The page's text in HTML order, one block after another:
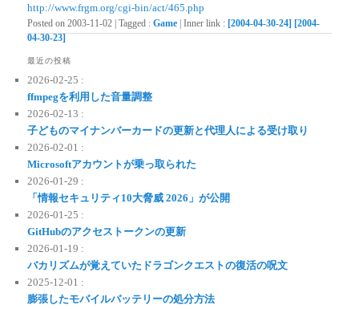
http://www.frgm.org/cgi-bin/act/465.php
Posted on2003-11-02 |Tagged :Game |Inner link :[2004-04-30-24] [2004-
04-30-23]
最近の投稿
2026-02-25 :
ffmpegを利用した音量調整
2026-02-13 :
子どものマイナンバーカードの更新と代理人による受け取り
2026-02-01 :
Microsoftアカウントが乗っ取られた
2026-01-29 :
「情報セキュリティ10大脅威 2026」が公開
2026-01-25 :
GitHubのアクセストークンの更新
2026-01-19 :
バカリズムが覚えていたドラゴンクエストの復活の呪文
2025-12-01 :
膨張したモバイルバッテリーの処分方法